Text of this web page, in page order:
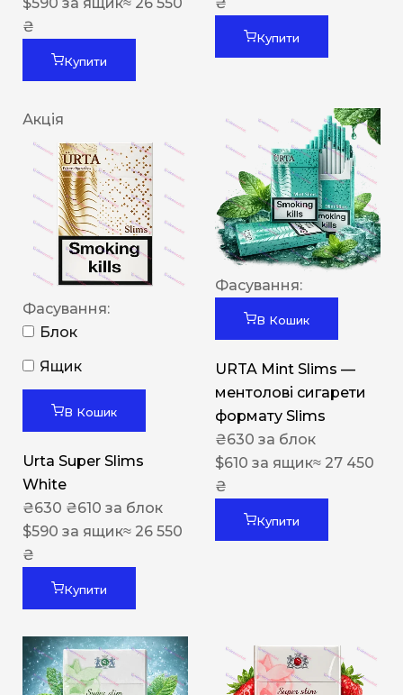
$590 за ящик≈ 26 550
₴
Купити
₴
Купити
Акція
Фасування:
Блок
Ящик
В Кошик
Urta Super Slims
White
₴630 ₴610 за блок
$590 за ящик≈ 26 550
₴
Купити
Фасування:
В Кошик
URTA Mint Slims —
ментолові сигарети
формату Slims
₴630 за блок
$610 за ящик≈ 27 450
₴
Купити